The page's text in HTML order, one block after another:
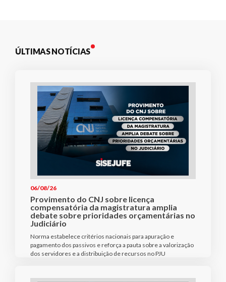
ÚLTIMAS NOTÍCIAS
06/08/26
Provimento do CNJ sobre licença
compensatória da magistratura amplia
debate sobre prioridades orçamentárias no
Judiciário
Norma estabelece critérios nacionais para apuração e
pagamento dos passivos e reforça a pauta sobre a valorização
dos servidores e a distribuição de recursos no PJU